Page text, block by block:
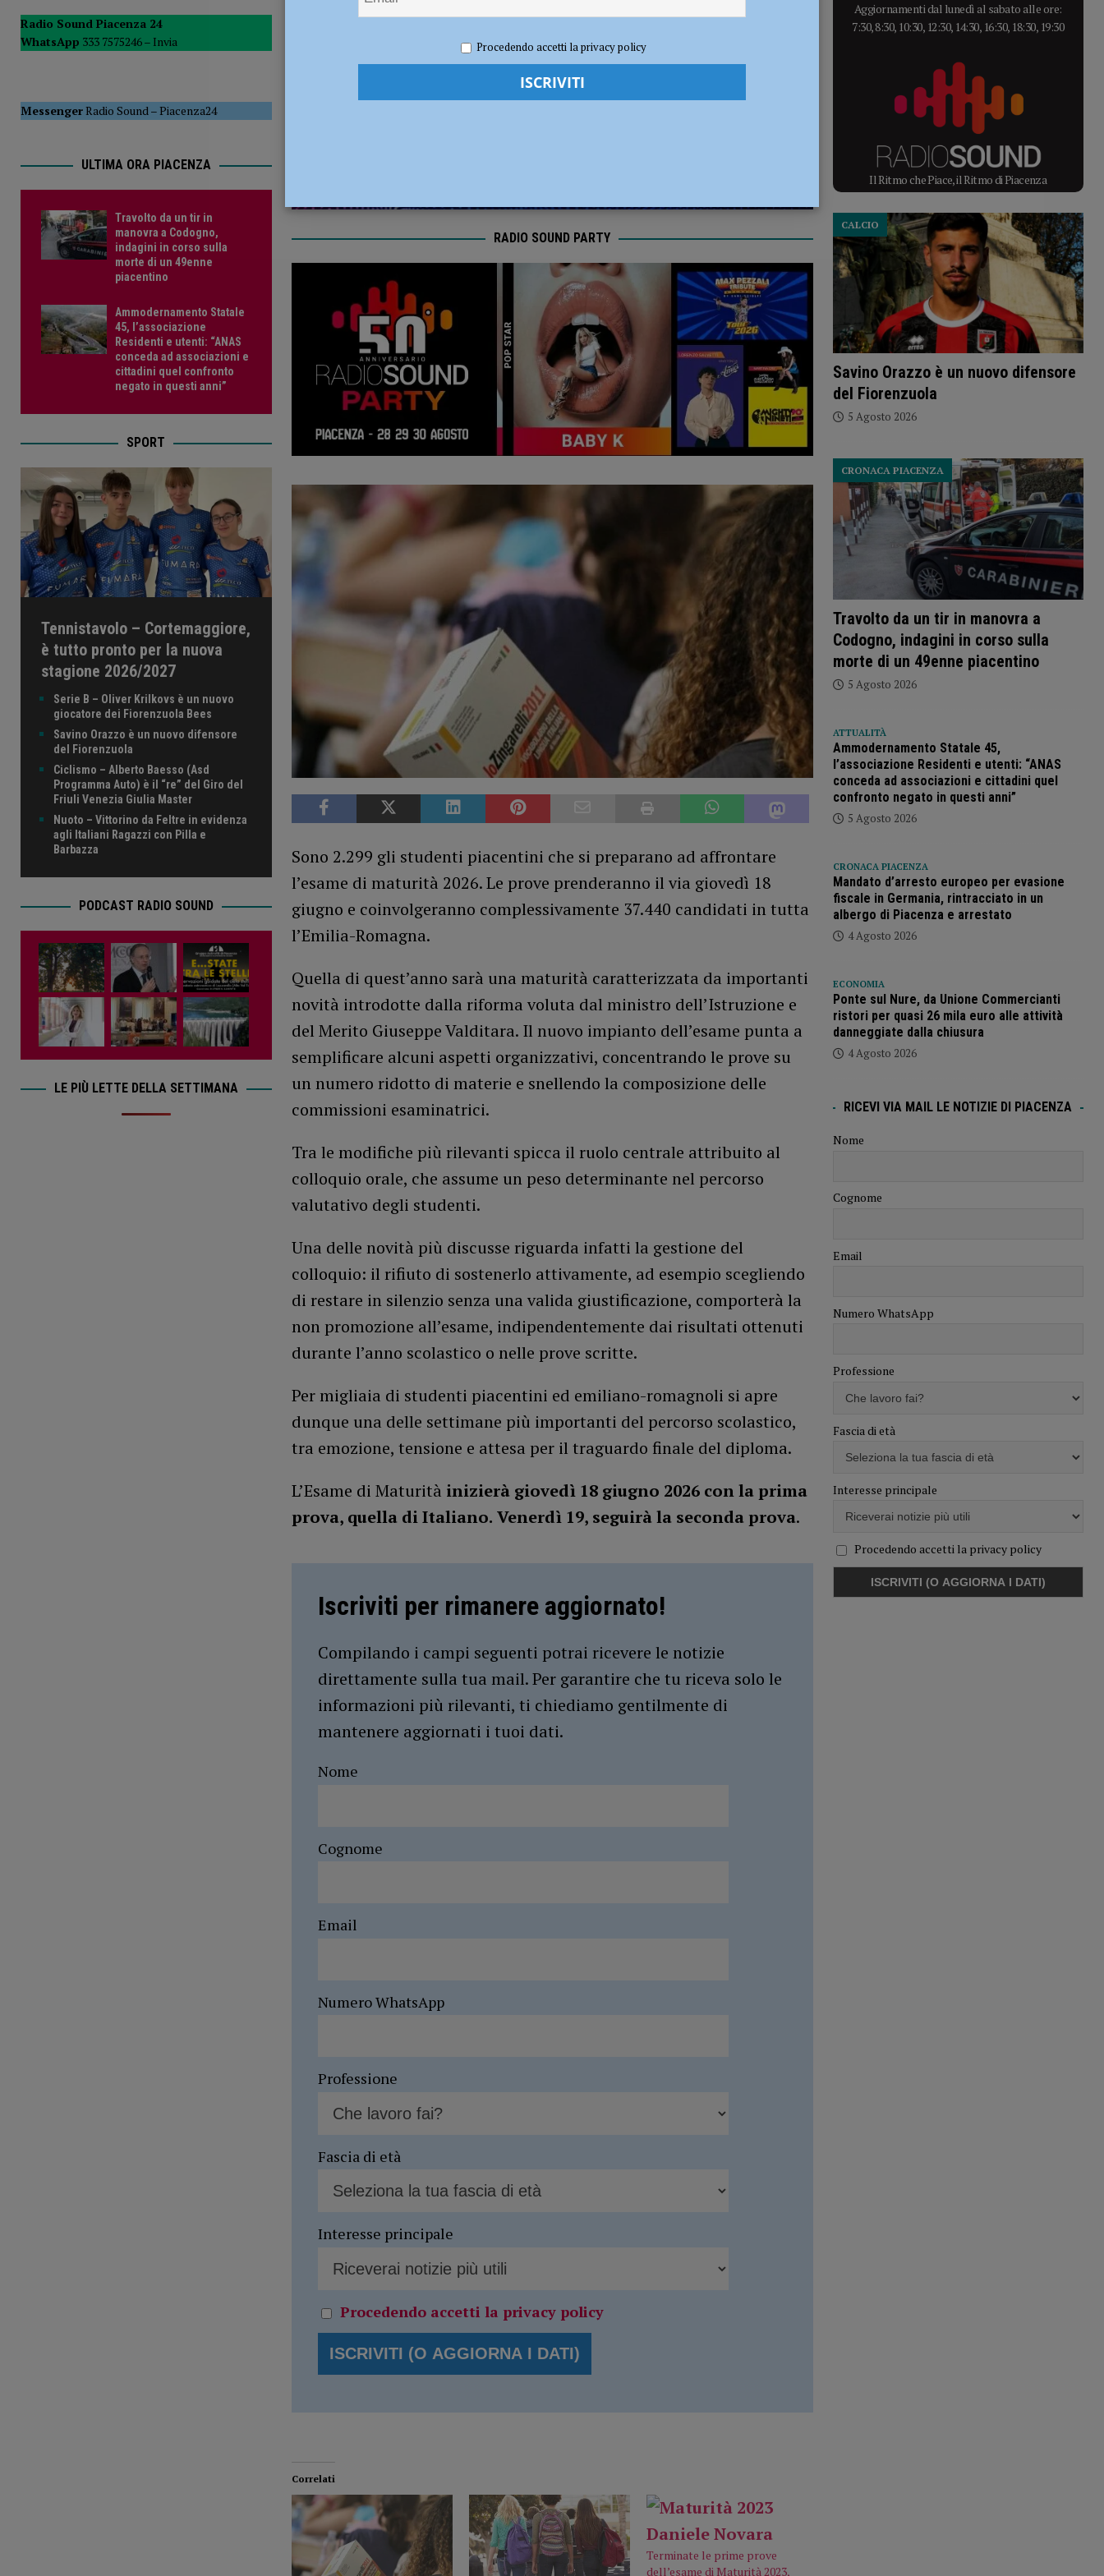
[ 5 Agosto 2026 ] Ammodernamento Statale 45, l’associazione Residenti e utenti: “ANAS conceda ad associazioni e cittadini quel
confronto negato in questi anni” Redazione FG Attualità
RADIO SOUND PARTY
Sono 2.299 gli studenti piacentini che si preparano ad affrontare
l’esame di maturità 2026. Le prove prenderanno il via giovedì 18
giugno e coinvolgeranno complessivamente 37.440 candidati in tutta
l’Emilia-Romagna.
Quella di quest’anno sarà una maturità caratterizzata da importanti
novità introdotte dalla riforma voluta dal ministro dell’Istruzione e
del Merito Giuseppe Valditara. Il nuovo impianto dell’esame punta a
semplificare alcuni aspetti organizzativi, concentrando le prove su
un numero ridotto di materie e snellendo la composizione delle
commissioni esaminatrici.
Tra le modifiche più rilevanti spicca il ruolo centrale attribuito al
colloquio orale, che assume un peso determinante nel percorso
valutativo degli studenti.
Una delle novità più discusse riguarda infatti la gestione del
colloquio: il rifiuto di sostenerlo attivamente, ad esempio scegliendo
di restare in silenzio senza una valida giustificazione, comporterà la
non promozione all’esame, indipendentemente dai risultati ottenuti
durante l’anno scolastico o nelle prove scritte.
Per migliaia di studenti piacentini ed emiliano-romagnoli si apre
dunque una delle settimane più importanti del percorso scolastico,
tra emozione, tensione e attesa per il traguardo finale del diploma.
L’Esame di Maturità inizierà giovedì 18 giugno 2026 con la prima
prova, quella di Italiano. Venerdì 19, seguirà la seconda prova.
Iscriviti per rimanere aggiornato!
Compilando i campi seguenti potrai ricevere le notizie
direttamente sulla tua mail. Per garantire che tu riceva solo le
informazioni più rilevanti, ti chiediamo gentilmente di
mantenere aggiornati i tuoi dati.
Nome
Cognome
Email
Numero WhatsApp
Professione
Fascia di età
Interesse principale
Procedendo accetti la privacy policy
Correlati
Terminate le prime prove
dell’esame di Maturità 2023,
Radio Sound Piacenza 24
WhatsApp 333 7575246 – Invia
MessengerRadio Sound–Piacenza24
ULTIMA ORA PIACENZA
Travolto da un tir in
manovra a Codogno,
indagini in corso sulla
morte di un 49enne
piacentino
Ammodernamento Statale
45, l’associazione
Residenti e utenti: “ANAS
conceda ad associazioni e
cittadini quel confronto
negato in questi anni”
SPORT
Tennistavolo – Cortemaggiore,
è tutto pronto per la nuova
stagione 2026/2027
Serie B – Oliver Krilkovs è un nuovo
giocatore dei Fiorenzuola Bees
Savino Orazzo è un nuovo difensore
del Fiorenzuola
Ciclismo – Alberto Baesso (Asd
Programma Auto) è il “re” del Giro del
Friuli Venezia Giulia Master
Nuoto – Vittorino da Feltre in evidenza
agli Italiani Ragazzi con Pilla e
Barbazza
PODCAST RADIO SOUND
LE PIÙ LETTE DELLA SETTIMANA
Aggiornamenti dal lunedì al sabato alle ore:
7:30, 8:30, 10:30, 12:30, 14:30, 16:30, 18:30, 19:30
Il Ritmo che Piace, il Ritmo di Piacenza
Savino Orazzo è un nuovo difensore
del Fiorenzuola
CALCIO
5 Agosto 2026
Travolto da un tir in manovra a
Codogno, indagini in corso sulla
morte di un 49enne piacentino
CRONACA PIACENZA
5 Agosto 2026
ATTUALITÀ
Ammodernamento Statale 45,
l’associazione Residenti e utenti: “ANAS
conceda ad associazioni e cittadini quel
confronto negato in questi anni”
5 Agosto 2026
CRONACA PIACENZA
Mandato d’arresto europeo per evasione
fiscale in Germania, rintracciato in un
albergo di Piacenza e arrestato
4 Agosto 2026
ECONOMIA
Ponte sul Nure, da Unione Commercianti
ristori per quasi 26 mila euro alle attività
danneggiate dalla chiusura
4 Agosto 2026
RICEVI VIA MAIL LE NOTIZIE DI PIACENZA
Nome
Cognome
Email
Numero WhatsApp
Professione
Fascia di età
Interesse principale
Procedendo accetti la privacy policy
Procedendo accetti la privacy policy